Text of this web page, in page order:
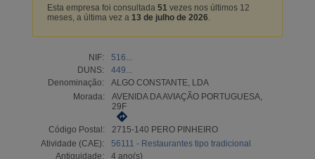
Esta empresa foi consultada 51vezes nos últimos 12
meses, a última vez a 13 de julho de 2026.
NIF:
516...
DUNS:
449...
Denominação:
ALGO CONSTANTE, LDA
Morada:
AVENIDA DA AVIAÇÃO PORTUGUESA,
29F
Código Postal:
2715-140 PERO PINHEIRO
Atividade (CAE):
56111 - Restaurantes tipo tradicional
Antiguidade:
4 ano(s)